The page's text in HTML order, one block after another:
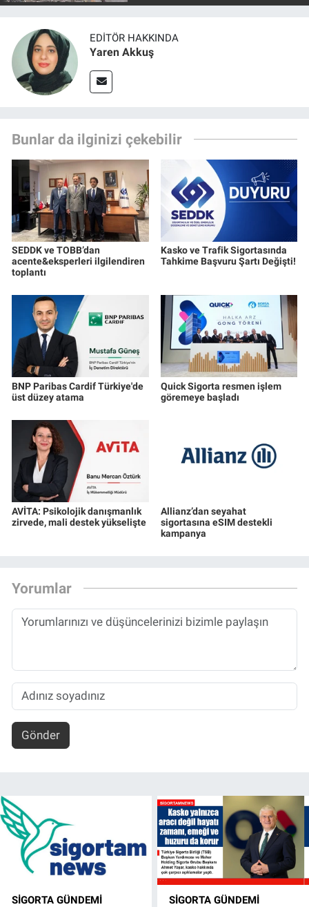
EDITÖR HAKKINDA
Yaren Akkuş
Bunlar da ilginizi çekebilir
SEDDK ve TOBB’dan
acente&eksperleri ilgilendiren
toplantı
Kasko ve Trafik Sigortasında
Tahkime Başvuru Şartı Değişti!
BNP Paribas Cardif Türkiye'de
üst düzey atama
Quick Sigorta resmen işlem
göremeye başladı
AVİTA: Psikolojik danışmanlık
zirvede, mali destek yükselişte
Allianz’dan seyahat
sigortasına eSIM destekli
kampanya
Yorumlar
Gönder
SIGORTA GÜNDEMI SIGORTA GÜNDEMI